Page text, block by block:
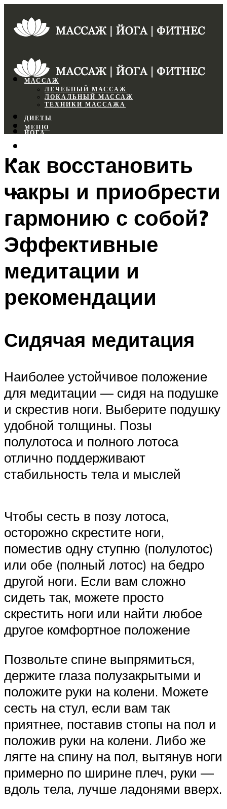
МАССАЖ
ЛЕЧЕБНЫЙ МАССАЖ
ЛОКАЛЬНЫЙ МАССАЖ
ТЕХНИКИ МАССАЖА
ДИЕТЫ
ЙОГА
ФИТНЕС
МЕНЮ
МЕНЮ
Как восстановить
чакры и приобрести
гармонию с собой?
Эффективные
медитации и
рекомендации
Сидячая медитация
Наиболее устойчивое положение
для медитации — сидя на подушке
и скрестив ноги. Выберите подушку
удобной толщины. Позы
полулотоса и полного лотоса
отлично поддерживают
стабильность тела и мыслей
Чтобы сесть в позу лотоса,
осторожно скрестите ноги,
поместив одну ступню (полулотос)
или обе (полный лотос) на бедро
другой ноги. Если вам сложно
сидеть так, можете просто
скрестить ноги или найти любое
другое комфортное положение
Позвольте спине выпрямиться,
держите глаза полузакрытыми и
положите руки на колени. Можете
сесть на стул, если вам так
приятнее, поставив стопы на пол и
положив руки на колени. Либо же
лягте на спину на пол, вытянув ноги
примерно по ширине плеч, руки —
вдоль тела, лучше ладонями вверх.